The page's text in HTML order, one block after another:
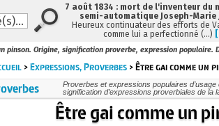
pinson. Origine, signification proverbe, expression populaire.
>Expressions, Proverbes > Être gai comme un
Proverbes et expressions populaires d’usage
signification d’expressions proverbiales de la
Être gai comme un
7 août 1834 : mort de l'inventeur du
semi-automatique Joseph-Marie
Heureux continuateur des efforts de
comme lui a perfectionné (…)